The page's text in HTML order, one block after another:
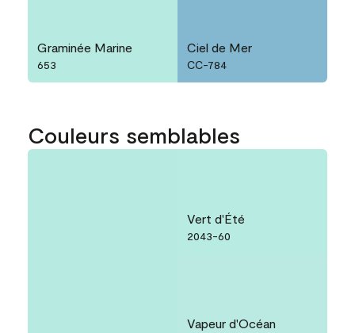
Graminée Marine
653
Ciel de Mer
CC-784
Couleurs semblables
Vert d'Été
2043-60
Vapeur d'Océan